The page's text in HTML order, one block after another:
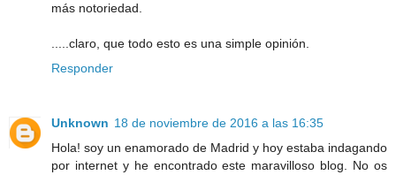
más notoriedad.
.....claro, que todo esto es una simple opinión.
Responder
Unknown 18 de noviembre de 2016 a las 16:35
Hola! soy un enamorado de Madrid y hoy estaba indagando
por internet y he encontrado este maravilloso blog. No os